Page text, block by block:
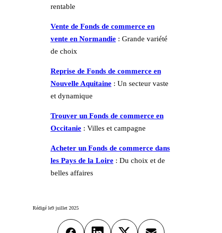
rentable
Vente de Fonds de commerce en
vente en Normandie : Grande variété
de choix
Reprise de Fonds de commerce en
Nouvelle Aquitaine: Un secteur vaste
et dynamique
Trouver un Fonds de commerce en
Occitanie : Villes et campagne
Acheter un Fonds de commercedans
les Pays de la Loire : Du choix et de
belles affaires
Rédigé le9 juillet 2025